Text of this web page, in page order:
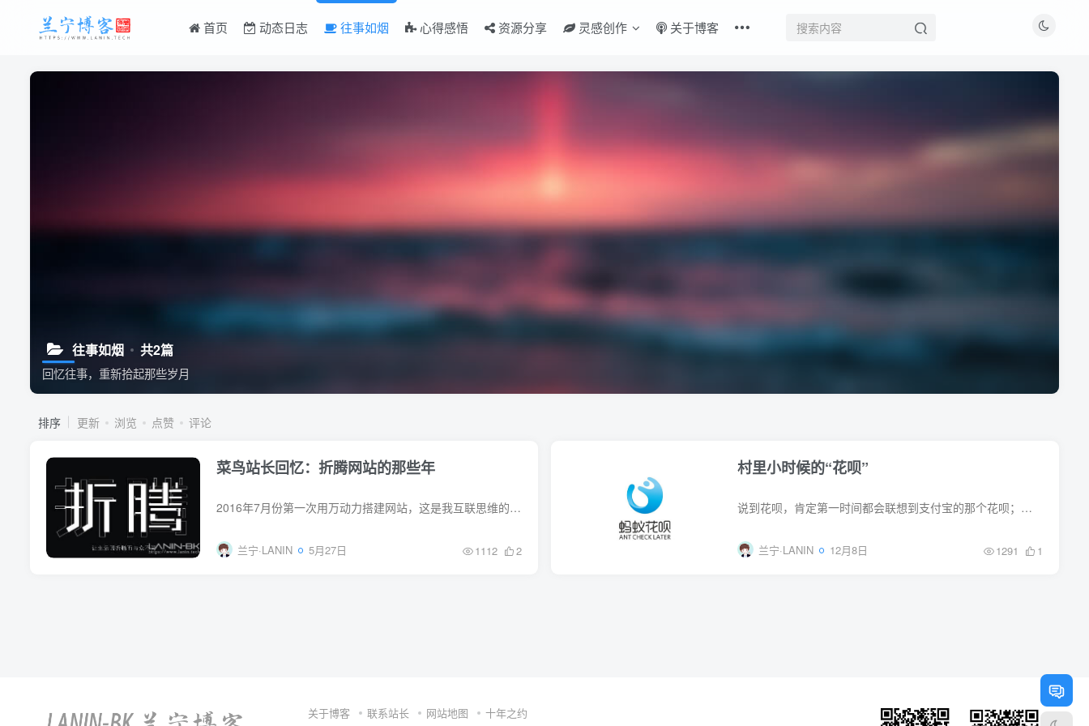
首页 动态日志 往事如烟 心得感悟 资源分享 灵感创作 关于博客
往事如烟 共2篇
回忆往事，重新拾起那些岁月
排序 更新 浏览 点赞 评论
菜鸟站长回忆：折腾网站的那些年
2016年7月份第一次用万动力搭建网站，这是我互联思维的开始。也就是这段时间，想出了雨络电讯个词，想做出自己的品牌和影响力。 2016年8月5日注册的第一个域名（yuluodx.date），然后想着保护可...
兰宁·LANIN 5月27日 1112 2
村里小时候的“花呗”
说到花呗，肯定第一时间都会联想到支付宝的那个花呗；不得不说，这个花呗还真不错，没钱也能轻轻松松剁手；而我从十来岁就接触过“花呗”了，那么我回顾回顾我的童年往事！ 那个时候我们还是一...
兰宁·LANIN 12月8日 1291 1
关于博客 联系站长 网站地图 十年之约